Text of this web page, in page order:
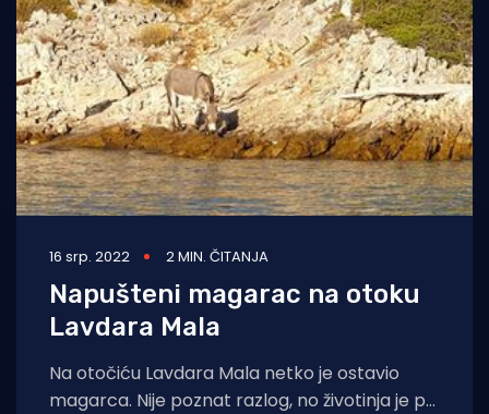
16 srp. 2022 2 MIN. ČITANJA
Napušteni magarac na otoku
Lavdara Mala
Na otočiću Lavdara Mala netko je ostavio
magarca. Nije poznat razlog, no životinja je pri